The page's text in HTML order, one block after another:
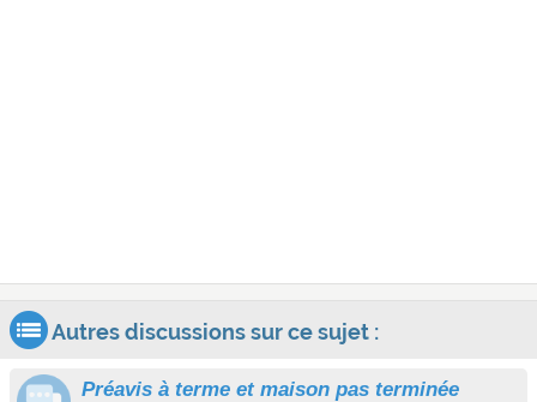
Autres discussions sur ce sujet :
Préavis à terme et maison pas terminée